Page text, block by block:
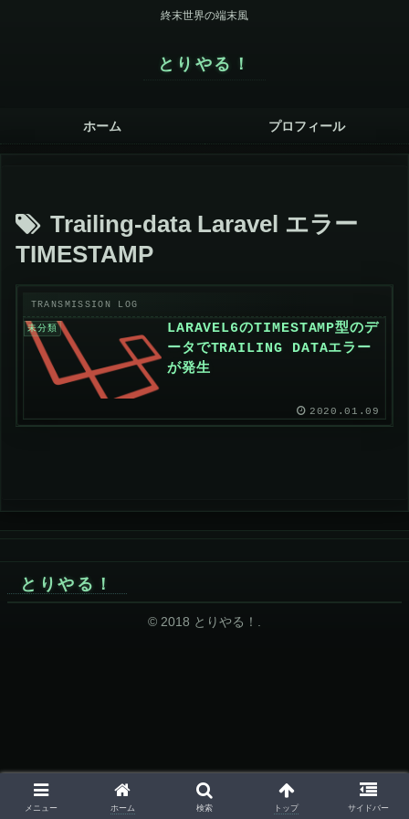
終末世界の端末風
とりやる！
ホーム プロフィール
Trailing-data Laravel エラー
TIMESTAMP
未分類
LARAVEL6のTIMESTAMP型のデ
ータでTRAILING DATAエラー
が発生
2020.01.09
とりやる！
© 2018 とりやる！.
メニュー ホーム 検索 トップ サイドバー